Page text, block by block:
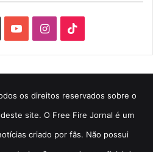
YouTubeInstagram
os direitos reservados sobre o
site. O Free Fire Jornal é um
criado por fãs. Não possui